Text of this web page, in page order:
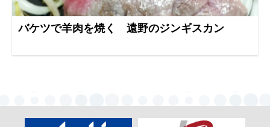
バケツで羊肉を焼く 遠野のジンギスカン